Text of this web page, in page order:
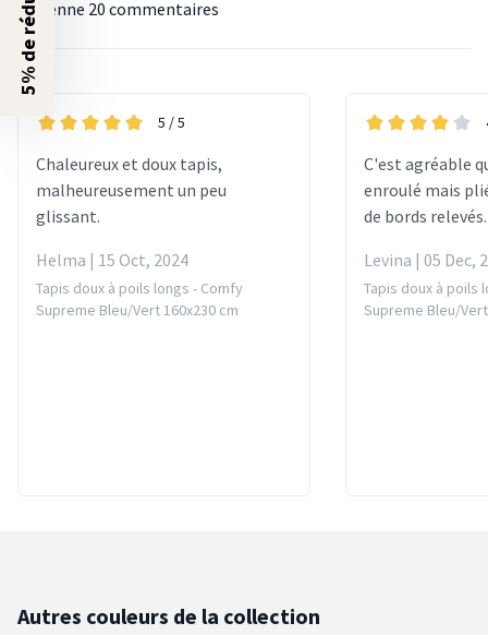
Moyenne 20 commentaires
5 / 5
Chaleureux et doux tapis,
malheureusement un peu
glissant.
Helma | 15 Oct, 2024
Tapis doux à poils longs - Comfy
Supreme Bleu/Vert 160x230 cm
C'est agréable
enroulé mais
de bords relevés.
Levina | 05 Dec,
Tapis doux à poils
Supreme Bleu/
Autres couleurs de la collection